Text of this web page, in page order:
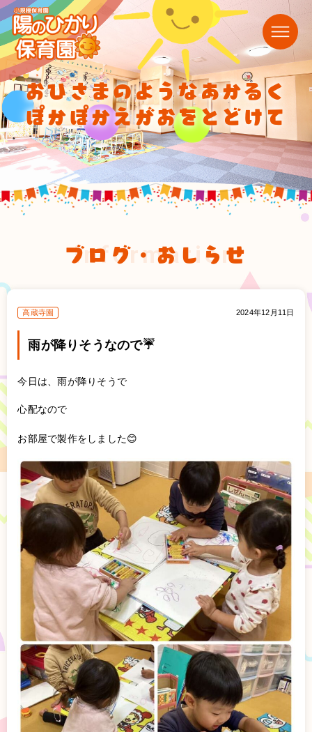
おひさまのようなあかるく
ぽかぽかえがおをとどけて
ブログ・おしらせ
information
高蔵寺園 2024年12月11日
雨が降りそうなので☔️
今日は、雨が降りそうで
心配なので
お部屋で製作をしました😊